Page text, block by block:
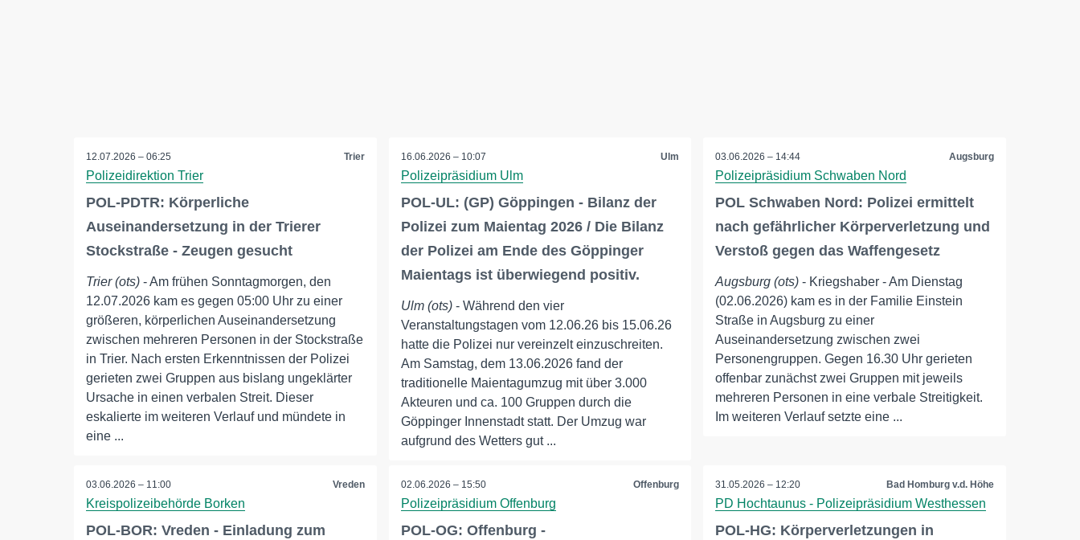
12.07.2026 – 06:25 Trier
Polizeidirektion Trier
POL-PDTR: Körperliche
Auseinandersetzung in der Trierer
Stockstraße - Zeugen gesucht
Trier (ots) - Am frühen Sonntagmorgen, den
12.07.2026 kam es gegen 05:00 Uhr zu einer
größeren, körperlichen Auseinandersetzung
zwischen mehreren Personen in der Stockstraße
in Trier. Nach ersten Erkenntnissen der Polizei
gerieten zwei Gruppen aus bislang ungeklärter
Ursache in einen verbalen Streit. Dieser
eskalierte im weiteren Verlauf und mündete in
eine ...
16.06.2026 – 10:07 Ulm
Polizeipräsidium Ulm
POL-UL: (GP) Göppingen - Bilanz der
Polizei zum Maientag 2026 / Die Bilanz
der Polizei am Ende des Göppinger
Maientags ist überwiegend positiv.
Ulm (ots)- Während den vier
Veranstaltungstagen vom 12.06.26 bis 15.06.26
hatte die Polizei nur vereinzelt einzuschreiten.
Am Samstag, dem 13.06.2026 fand der
traditionelle Maientagumzug mit über 3.000
Akteuren und ca. 100 Gruppen durch die
Göppinger Innenstadt statt. Der Umzug war
aufgrund des Wetters gut ...
03.06.2026 – 14:44 Augsburg
Polizeipräsidium Schwaben Nord
POL Schwaben Nord: Polizei ermittelt
nach gefährlicher Körperverletzung und
Verstoß gegen das Waffengesetz
Augsburg (ots) - Kriegshaber - Am Dienstag
(02.06.2026) kam es in der Familie Einstein
Straße in Augsburg zu einer
Auseinandersetzung zwischen zwei
Personengruppen. Gegen 16.30 Uhr gerieten
offenbar zunächst zwei Gruppen mit jeweils
mehreren Personen in eine verbale Streitigkeit.
Im weiteren Verlauf setzte eine ...
03.06.2026 – 11:00 Vreden
Kreispolizeibehörde Borken
POL-BOR: Vreden - Einladung zum
02.06.2026 – 15:50 Offenburg
Polizeipräsidium Offenburg
POL-OG: Offenburg -
31.05.2026 – 12:20 Bad Homburg v.d. Höhe
PD Hochtaunus - Polizeipräsidium Westhessen
POL-HG: Körperverletzungen in